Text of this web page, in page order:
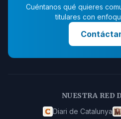
Cuéntanos qué quieres
titulares con
NUESTRA RED
Diari de Catalunya